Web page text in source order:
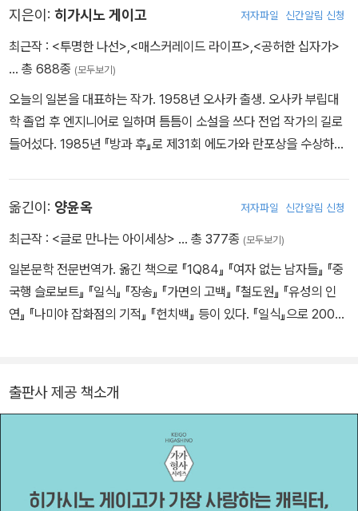
“이제 더 이상 너희는 아무 말 안 해도 돼. 답은 나왔어.”
“보면 알아.” 야스마사는 양손에 든 스위치를 천천히 얼굴 높이까지
들어 올렸다. “자, 살아남는 건 둘 중 누구일까?”
_ 제6장 3
지은이: 히가시노 게이고 저자파일 신간알림 신청
최근작 : <투명한 나선>,<매스커레이드 라이프>,<공허한 십자가>
… 총 688종 (모두보기)
오늘의 일본을 대표하는 작가. 1958년 오사카 출생. 오사카 부립대
학 졸업 후 엔지니어로 일하며 틈틈이 소설을 쓰다 전업 작가의 길로
들어섰다. 1985년 『방과 후』로 제31회 에도가와 란포상을 수상하며
상 소설 부문상, 2012년 『나미야 잡화점의 기적』으로 제7회 중앙공
론문예상, 2013년 『몽환화』로 제26회 시바타 렌자부로상, 2014년
다. 그 밖의 작품으로는 『백야행』, 『라플라스의 마녀』, 『가면산장 살
인사건』, 『녹나무의 파수꾼』, 『당신이 누군가를 죽였다』, 『가공범』 등
이 있다. 1998년 『탐정 갈릴레오』를 시작으로 2026년 7월 기준 총
려진 시리즈 주인공 ‘유카와 마나부’는 형사가 아닌 물리학자 겸 대학
교수다. 이성과 논리를 중시하는 이 천재 물리학자는 사건의 동기나
이면보다는 ‘어떻게’에 몰두하여 문제를 해결한다. 이러한 특성 때문
에 그간 철저히 가려졌던 유카와의 개인사와 인간성이 마침내 『투명
한 나선』에서 밝혀지며 시리즈는 일대 전환을 맞는다. 2026년 7월 2
3일 향년 68세로 별세했다.
옮긴이: 양윤옥 저자파일 신간알림 신청
최근작 : <글로 만나는 아이세상> … 총 377종 (모두보기)
일본문학 전문번역가. 옮긴 책으로 『1Q84』 『여자 없는 남자들』 『중
국행 슬로보트』 『일식』 『장송』 『가면의 고백』 『철도원』 『유성의 인
연』 『나미야 잡화점의 기적』 『헌치백』 등이 있다. 『일식』으로 2005
출판사 제공 책소개